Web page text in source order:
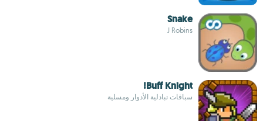
Snake
J Robins
Buff Knight!
سباقات تبادلية الأدوار ومسلية